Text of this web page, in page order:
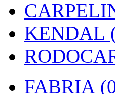
KENDAL
FABRIA